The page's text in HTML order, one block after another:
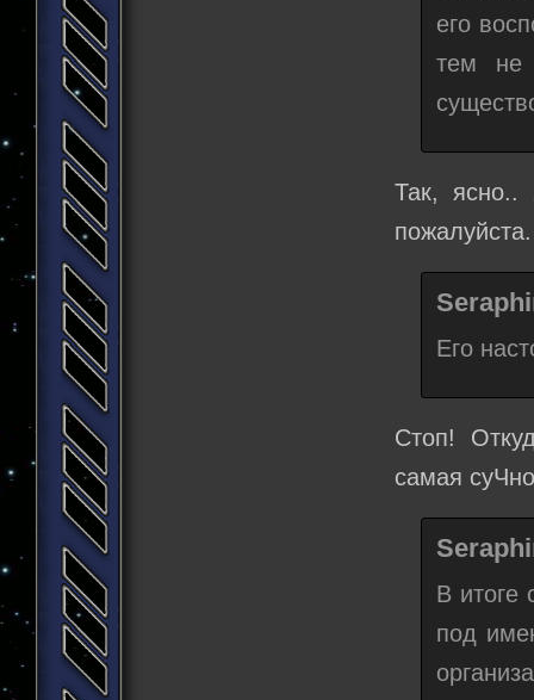
его
тем не
Так, ясно..
Его
Стоп!
самая
В итоге
под